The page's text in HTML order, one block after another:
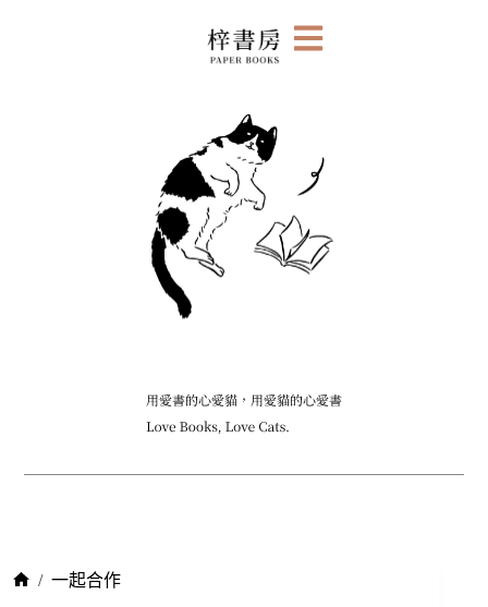
/ 一起合作